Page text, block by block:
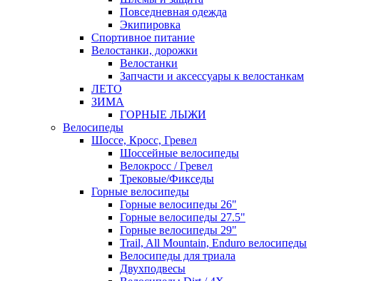
Повседневная одежда
Экипировка
Спортивное питание
Велостанки, дорожки
Велостанки
Запчасти и аксессуары к велостанкам
ЛЕТО
ЗИМА
ГОРНЫЕ ЛЫЖИ
Велосипеды
Шоссе, Кросс, Гревел
Шоссейные велосипеды
Велокросс / Гревел
Трековые/Фикседы
Горные велосипеды
Горные велосипеды 26"
Горные велосипеды 27.5"
Горные велосипеды 29"
Trail, All Mountain, Enduro велосипеды
Велосипеды для триала
Двухподвесы